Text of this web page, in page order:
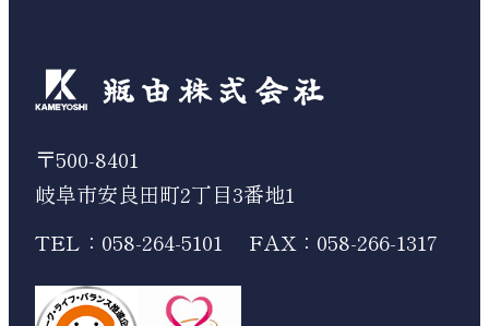
〒500-8401
岐阜市安良田町2丁目3番地1
TEL：058-264-5101
FAX：058-266-1317